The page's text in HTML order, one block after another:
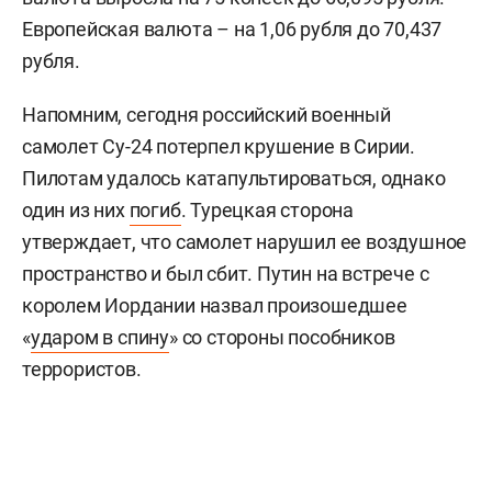
Европейская валюта – на 1,06 рубля до 70,437
рубля.
Напомним, сегодня российский военный
самолет Су-24 потерпел крушение в Сирии.
Пилотам удалось катапультироваться, однако
один из них погиб. Турецкая сторона
утверждает, что самолет нарушил ее воздушное
пространство и был сбит. Путин на встрече с
королем Иордании назвал произошедшее
«ударом в спину» со стороны пособников
террористов.